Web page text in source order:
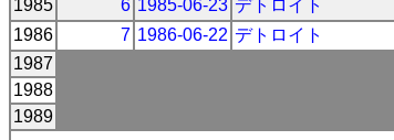
1985
6 1985-06-23 デトロイト
1986
7 1986-06-22 デトロイト
1987
1988
1989